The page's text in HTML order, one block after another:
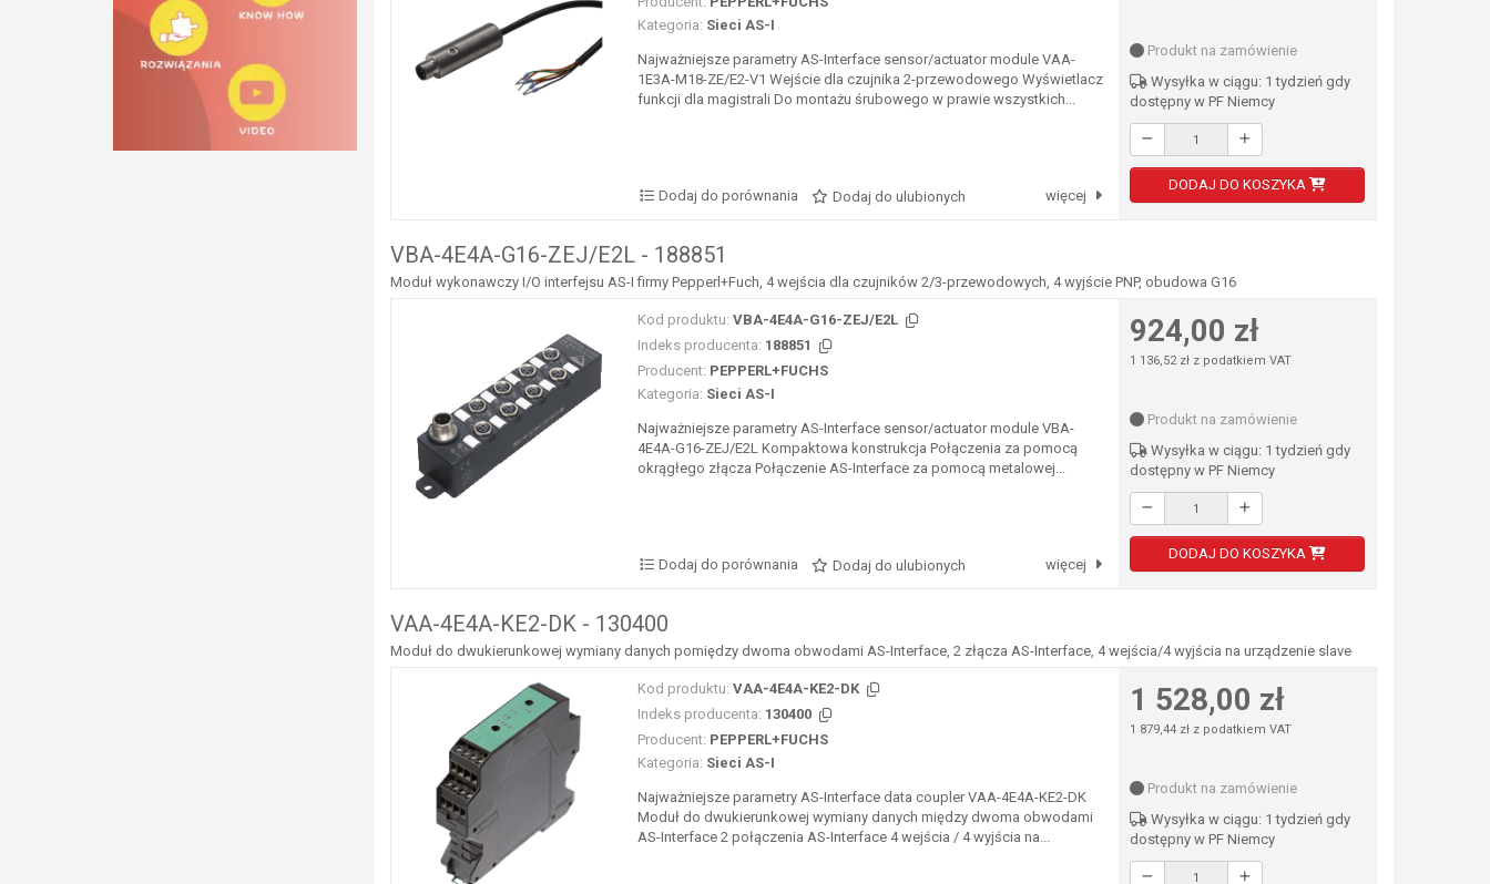
Kategoria: Sieci AS-I
Najważniejsze parametry AS-Interface sensor/actuator module VAA-
1E3A-M18-ZE/E2-V1 Wejście dla czujnika 2-przewodowego Wyświetlacz
funkcji dla magistrali Do montażu śrubowego w prawie wszystkich...
Dodaj do porównania Dodaj do ulubionych więcej
Produkt na zamówienie
Wysyłka w ciągu: 1 tydzień gdy
dostępny w PF Niemcy
DODAJ DO KOSZYKA
VBA-4E4A-G16-ZEJ/E2L - 188851
Moduł wykonawczy I/O interfejsu AS-I firmy Pepperl+Fuch, 4 wejścia dla czujników 2/3-przewodowych, 4 wyjście PNP, obudowa G16
Kod produktu: VBA-4E4A-G16-ZEJ/E2L
Indeks producenta: 188851
Producent: PEPPERL+FUCHS
Kategoria: Sieci AS-I
Najważniejsze parametry AS-Interface sensor/actuator module VBA-
4E4A-G16-ZEJ/E2L Kompaktowa konstrukcja Połączenia za pomocą
okrągłego złącza Połączenie AS-Interface za pomocą metalowej...
Dodaj do porównania Dodaj do ulubionych więcej
924,00 zł
1 136,52 zł z podatkiem VAT
Produkt na zamówienie
Wysyłka w ciągu: 1 tydzień gdy
dostępny w PF Niemcy
DODAJ DO KOSZYKA
VAA-4E4A-KE2-DK - 130400
Moduł do dwukierunkowej wymiany danych pomiędzy dwoma obwodami AS-Interface, 2 złącza AS-Interface, 4 wejścia/4 wyjścia na urządzenie slave
Kod produktu: VAA-4E4A-KE2-DK
Indeks producenta: 130400
Producent: PEPPERL+FUCHS
Kategoria: Sieci AS-I
Najważniejsze parametry AS-Interface data coupler VAA-4E4A-KE2-DK
Moduł do dwukierunkowej wymiany danych między dwoma obwodami
AS-Interface 2 połączenia AS-Interface 4 wejścia / 4 wyjścia na...
1 528,00 zł
1 879,44 zł z podatkiem VAT
Produkt na zamówienie
Wysyłka w ciągu: 1 tydzień gdy
dostępny w PF Niemcy